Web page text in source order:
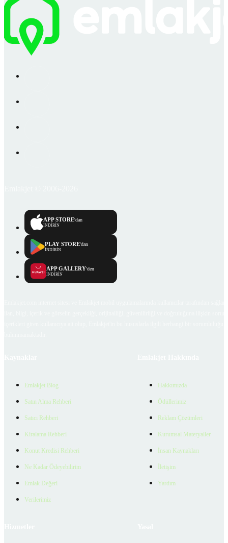
APP STORE'dan
İNDİRİN
PLAY STORE'dan
İNDİRİN
APP GALLERY'den
İNDİRİN
Emlakjet Blog
Satın Alma Rehberi
Satıcı Rehberi
Kiralama Rehberi
Konut Kredisi Rehberi
Ne Kadar Ödeyebilirim
Emlak Değeri
Verilerimiz
Hakkımızda
Ödüllerimiz
Reklam Çözümleri
Kurumsal Materyaller
İnsan Kaynakları
İletişim
Yardım